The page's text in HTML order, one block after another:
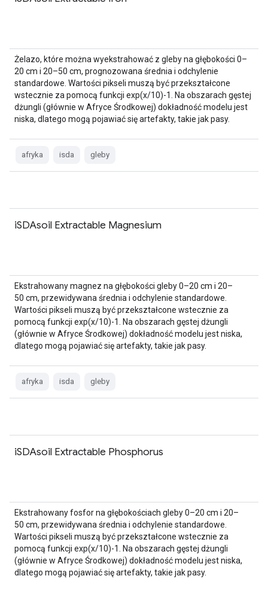
Żelazo, które można wyekstrahować z gleby na głębokości 0–
20 cm i 20–50 cm, prognozowana średnia i odchylenie
standardowe. Wartości pikseli muszą być przekształcone
wstecznie za pomocą funkcji exp(x/10)-1. Na obszarach gęstej
dżungli (głównie w Afryce Środkowej) dokładność modelu jest
niska, dlatego mogą pojawiać się artefakty, takie jak pasy.
afryka isda gleby
iSDAsoil Extractable Magnesium
Ekstrahowany magnez na głębokości gleby 0–20 cm i 20–
50 cm, przewidywana średnia i odchylenie standardowe.
Wartości pikseli muszą być przekształcone wstecznie za
pomocą funkcji exp(x/10)-1. Na obszarach gęstej dżungli
(głównie w Afryce Środkowej) dokładność modelu jest niska,
dlatego mogą pojawiać się artefakty, takie jak pasy.
afryka isda gleby
iSDAsoil Extractable Phosphorus
Ekstrahowany fosfor na głębokościach gleby 0–20 cm i 20–
50 cm, przewidywana średnia i odchylenie standardowe.
Wartości pikseli muszą być przekształcone wstecznie za
pomocą funkcji exp(x/10)-1. Na obszarach gęstej dżungli
(głównie w Afryce Środkowej) dokładność modelu jest niska,
dlatego mogą pojawiać się artefakty, takie jak pasy.